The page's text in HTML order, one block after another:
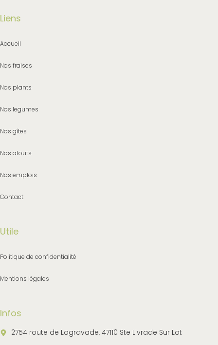
Liens
Accueil
Nos fraises
Nos plants
Nos legumes
Nos gîtes
Nos atouts
Nos emplois
Contact
Utile
Politique de confidentialité
Mentions légales
Infos
2754 route de Lagravade, 47110 Ste Livrade Sur Lot